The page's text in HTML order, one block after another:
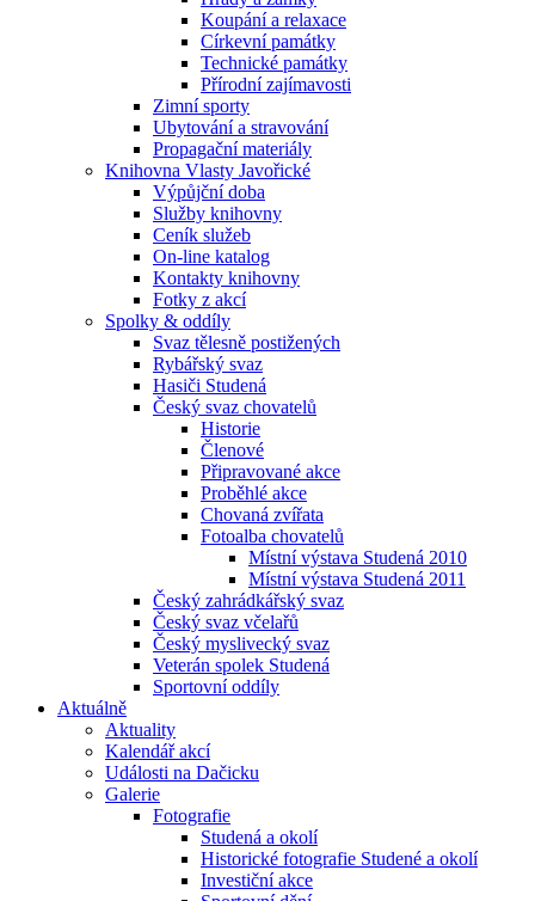
Koupání a relaxace
Církevní památky
Technické památky
Přírodní zajímavosti
Zimní sporty
Ubytování a stravování
Propagační materiály
Knihovna Vlasty Javořické
Výpůjční doba
Služby knihovny
Ceník služeb
On-line katalog
Kontakty knihovny
Fotky z akcí
Spolky & oddíly
Svaz tělesně postižených
Rybářský svaz
Hasiči Studená
Český svaz chovatelů
Historie
Členové
Připravované akce
Proběhlé akce
Chovaná zvířata
Fotoalba chovatelů
Místní výstava Studená 2010
Místní výstava Studená 2011
Český zahrádkářský svaz
Český svaz včelařů
Český myslivecký svaz
Veterán spolek Studená
Sportovní oddíly
Aktuálně
Aktuality
Kalendář akcí
Události na Dačicku
Galerie
Fotografie
Studená a okolí
Historické fotografie Studené a okolí
Investiční akce